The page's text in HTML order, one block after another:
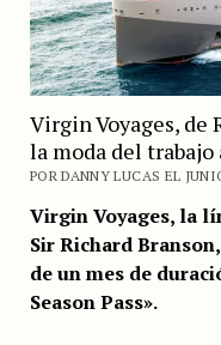
Virgin Voyages, de
la moda del
POR DANNY LUCAS EL
Virgin Voyages, la
Sir Richard
de un mes de
Season Pass».